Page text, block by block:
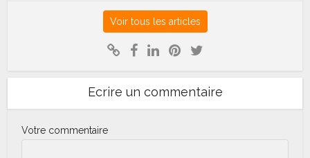
Voir tous les articles
Ecrire un commentaire
Votre commentaire